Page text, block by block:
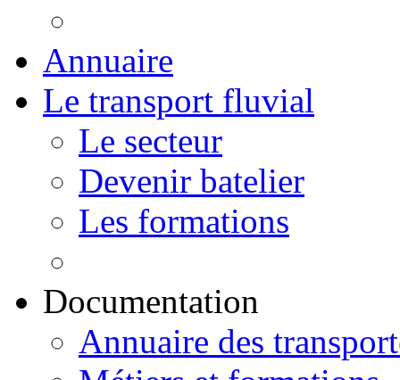
Annuaire
Le transport fluvial
Le secteur
Devenir batelier
Les formations
Documentation
Annuaire des